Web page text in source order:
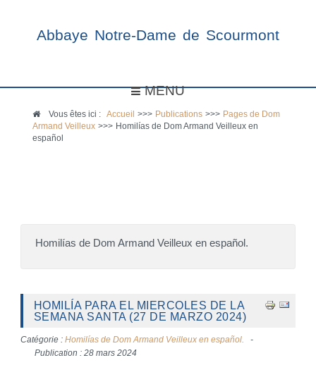
Abbaye Notre-Dame de Scourmont
MENU
Vous êtes ici :Accueil >>> Publications >>> Pages de Dom
Armand Veilleux >>> Homilías de Dom Armand Veilleux en
español
Homilías de Dom Armand Veilleux en español.
HOMILÍA PARA EL MIERCOLES DE LA
SEMANA SANTA (27 DE MARZO 2024)
Catégorie : Homilías de Dom Armand Veilleux en español.
Publication : 28 mars 2024